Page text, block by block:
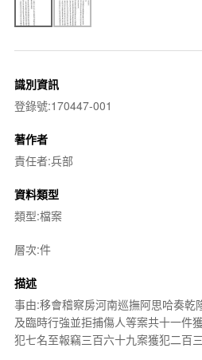
識別資訊
登錄號:170447-001
著作者
責任者:兵部
資料類型
類型:檔案
層次:件
描述
事由:移會稽察房河南巡撫阿思哈奏乾
及臨時行強並拒捕傷人等案共十一件
犯七名至報竊三百六十九案獲犯二百